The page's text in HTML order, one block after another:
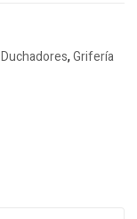
Duchadores,Grifería